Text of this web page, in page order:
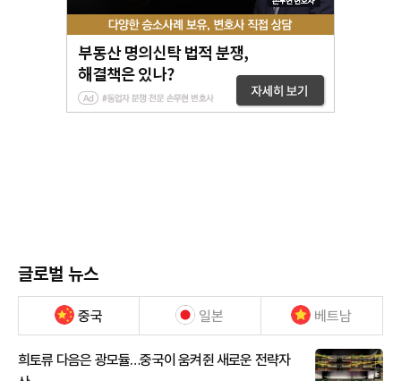
글로벌 뉴스
중국 일본 베트남
희토류 다음은 광모듈…중국이 움켜쥔 새로운 전략자